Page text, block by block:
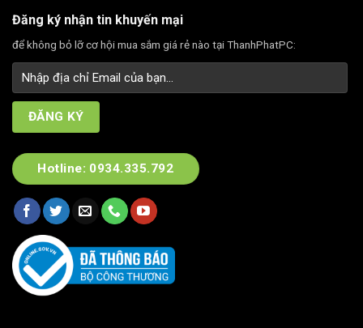
Đăng ký nhận tin khuyến mại
để không bỏ lỡ cơ hội mua sắm giá rẻ nào tại ThanhPhatPC:
Hotline: 0934.335.792